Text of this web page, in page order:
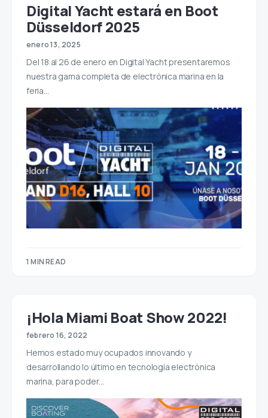
Digital Yacht estará en Boot
Düsseldorf 2025
enero 13, 2025
Del 18 al 26 de enero en Digital Yacht presentaremos
nuestra gama completa de electrónica marina en la
feria…
1 MIN READ
¡Hola Miami Boat Show 2022!
febrero 16, 2022
Hemos estado muy ocupados innovando y
desarrollando lo último en tecnología electrónica
marina, para poder…